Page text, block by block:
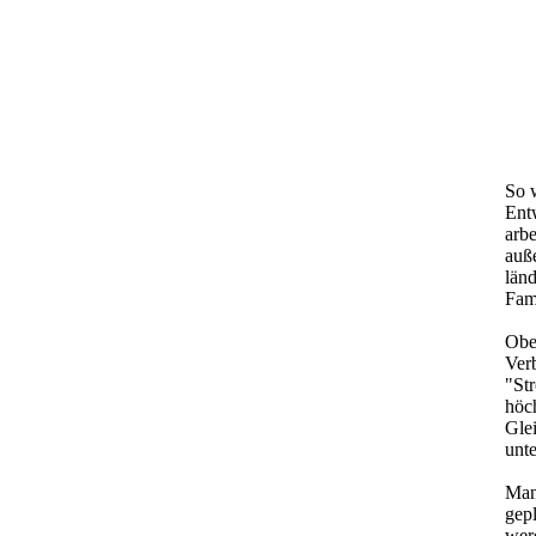
So